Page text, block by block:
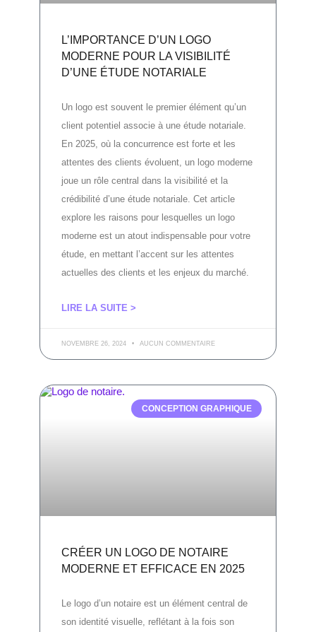
L’IMPORTANCE D’UN LOGO
MODERNE POUR LA VISIBILITÉ
D’UNE ÉTUDE NOTARIALE
Un logo est souvent le premier élément qu’un
client potentiel associe à une étude notariale.
En 2025, où la concurrence est forte et les
attentes des clients évoluent, un logo moderne
joue un rôle central dans la visibilité et la
crédibilité d’une étude notariale. Cet article
explore les raisons pour lesquelles un logo
moderne est un atout indispensable pour votre
étude, en mettant l’accent sur les attentes
actuelles des clients et les enjeux du marché.
LIRE LA SUITE >
NOVEMBRE 26, 2024 AUCUN COMMENTAIRE
CONCEPTION GRAPHIQUE
CRÉER UN LOGO DE NOTAIRE
MODERNE ET EFFICACE EN 2025
Le logo d’un notaire est un élément central de
son identité visuelle, reflétant à la fois son